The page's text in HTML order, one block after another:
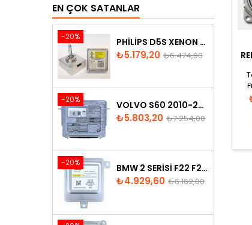
EN ÇOK SATANLAR
-20% PHILIPS D5S XENON AMPUL
Fiyat
₺5.179,20 Normal
₺6.474,00
-20% VOLVO S60 2010-2018 XENON FAR BEYNI 31297942
Fiyat
₺5.803,20 Normal
₺7.254,00
-20% BMW 2 SERISI F22 F23 2013-2016 XENON FAR BEYNI 7318327
Fiyat
₺4.929,60 Normal
₺6.162,00